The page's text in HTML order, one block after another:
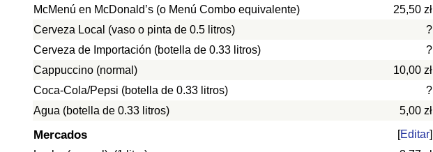
McMenú en McDonald’s (o Menú Combo equivalente) 25,50 zł
Cerveza Local (vaso o pinta de 0.5 litros)
?
Cerveza de Importación (botella de 0.33 litros)
?
Cappuccino (normal)
10,00 zł
Coca-Cola/Pepsi (botella de 0.33 litros)
?
Agua (botella de 0.33 litros)
5,00 zł
Mercados [Editar]